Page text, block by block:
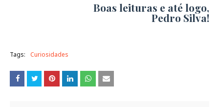
Boas leituras e até logo,
Pedro Silva!
Tags: Curiosidades